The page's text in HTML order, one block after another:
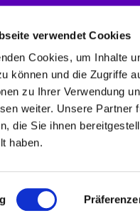
verwendet Cookies
Cookies, um Inhalte
können und die Zugriffe
zu Ihrer Verwendung
weiter. Unsere Partner
die Sie ihnen
haben.